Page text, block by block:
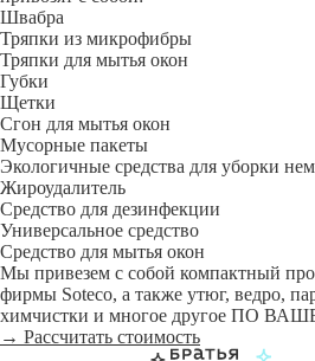
Швабра
Тряпки из микрофибры
Тряпки для мытья окон
Губки
Щетки
Сгон для мытья окон
Мусорные пакеты
Экологичные средства для уборки
Жироудалитель
Средство для дезинфекции
Универсальное средство
Средство для мытья окон
Мы привезем с собой компактный
фирмы Soteco, а также утюг, ведро,
химчистки и многое другое ПО
→ Рассчитать стоимость